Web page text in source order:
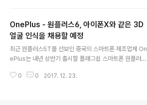
스냅드래곤 835 모델보다 대폭 향상된 성능을 보여주고
있습니다. 아직까지 H8266의 대한 디자인 및 상세 스펙
은 알려지지 않았지만, 최근 일부 스펙이 유출된 H8216과
유사할 것으로 보이며, 스냅드래곤 845 옥타코어 프로세
920 * 1080, 16:9), 전면 1500만 /..
OnePlus - 원플러스6, 아이폰X와 같은 3D
얼굴 인식을 채용할 예정
최근 원플러스5T를 선보인 중국의 스마트폰 제조업체 On
ePlus는 내년 상반기 출시할 플래그쉽 스마트폰 원플러스
와 유사한 기능이 포함될 것으로 예상되고 있습니다. 최근
0 0 2017. 12. 23.